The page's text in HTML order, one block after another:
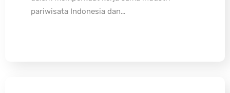
pariwisata Indonesia dan…